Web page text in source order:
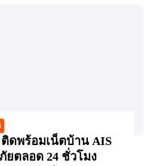
ติดพร้อมเน็ตบ้าน AIS
ตลอด 24 ชั่วโมง